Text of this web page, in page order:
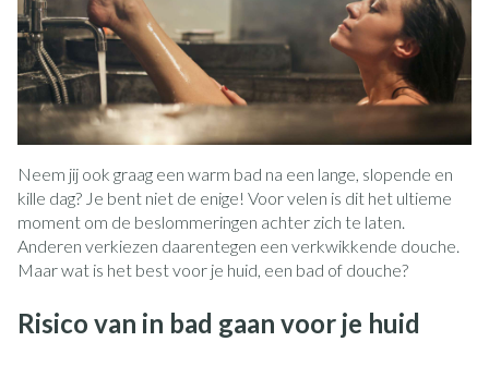
Neem jij ook graag een warm bad na een lange, slopende en
kille dag? Je bent niet de enige! Voor velen is dit het ultieme
moment om de beslommeringen achter zich te laten.
Anderen verkiezen daarentegen een verkwikkende douche.
Maar wat is het best voor je huid, een bad of douche?
Risico van in bad gaan voor je huid